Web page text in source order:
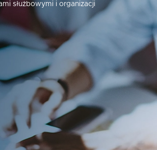
służbowymi i organizacji